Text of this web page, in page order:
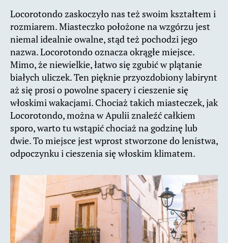
Locorotondo zaskoczyło nas też swoim kształtem i
rozmiarem. Miasteczko położone na wzgórzu jest
niemal idealnie owalne, stąd też pochodzi jego
nazwa. Locorotondo oznacza okrągłe miejsce.
Mimo, że niewielkie, łatwo się zgubić w plątanie
białych uliczek. Ten pięknie przyozdobiony labirynt
aż się prosi o powolne spacery i cieszenie się
włoskimi wakacjami. Chociaż takich miasteczek, jak
Locorotondo, można w Apulii znaleźć całkiem
sporo, warto tu wstąpić chociaż na godzinę lub
dwie. To miejsce jest wprost stworzone do lenistwa,
odpoczynku i cieszenia się włoskim klimatem.